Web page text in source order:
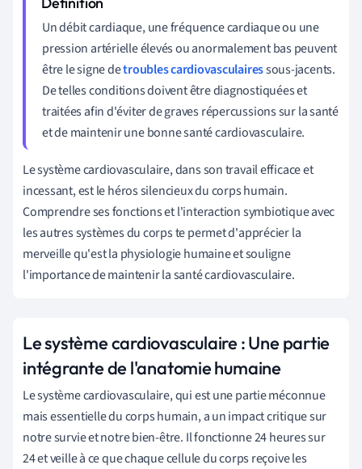
Un débit cardiaque, une fréquence cardiaque ou une
pression artérielle élevés ou anormalement bas peuvent
être le signe detroubles cardiovasculairessous-jacents.
De telles conditions doivent être diagnostiquées et
traitées afin d'éviter de graves répercussions sur la santé
et de maintenir une bonne santé cardiovasculaire.
Le système cardiovasculaire, dans son travail efficace et
incessant, est le héros silencieux du corps humain.
Comprendre ses fonctions et l'interaction symbiotique avec
les autres systèmes du corps te permet d'apprécier la
merveille qu'est la physiologie humaine et souligne
l'importance de maintenir la santé cardiovasculaire.
Le système cardiovasculaire : Une partie
intégrante de l'anatomie humaine
Le système cardiovasculaire, qui est une partie méconnue
mais essentielle du corps humain, a un impact critique sur
notre survie et notre bien-être. Il fonctionne 24 heures sur
24 et veille à ce que chaque cellule du corps reçoive les